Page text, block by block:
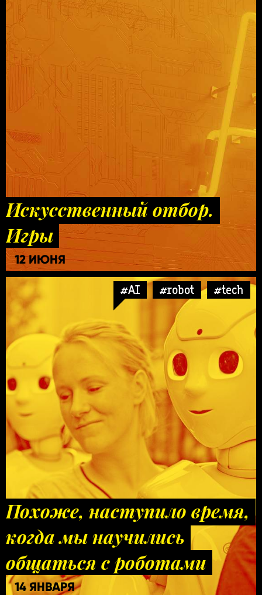
Искусственный отбор.
Игры
12 ИЮНЯ
#AI #robot #tech
Похоже, наступило время,
когда мы научились
общаться с роботами
14 ЯНВАРЯ